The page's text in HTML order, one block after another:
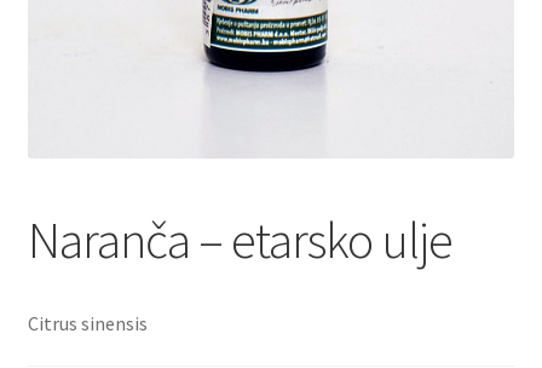
Naranča – etarsko ulje
Citrus sinensis